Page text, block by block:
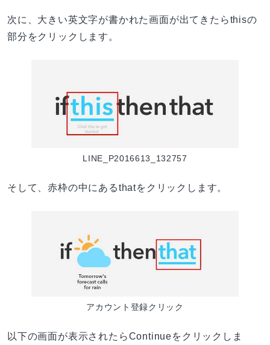
次に、大きい英文字が書かれた画面が出てきたらthisの
部分をクリックします。
LINE_P2016613_132757
そして、赤枠の中にあるthatをクリックします。
アカウント登録クリック
以下の画面が表示されたらContinueをクリックしま